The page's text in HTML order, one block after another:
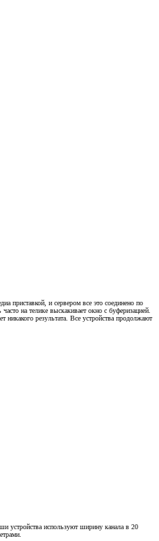
приставкой, и сервером все это соединено по
на телике выскакивает окно с буферизацией.
результата. Все устройства продолжают
устройства используют ширину канала в 20